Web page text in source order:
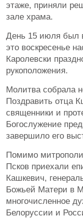
этаже, приняли
зале храма.
День 15 июля был
это воскресенье
Каролевски
рукоположения.
Молитва собрала
Поздравить отца
священники и
Богослужение
завершило его
Помимо
Псков приехали
Кашкевич,
Божьей Матери в
многочисленное
Белоруссии и